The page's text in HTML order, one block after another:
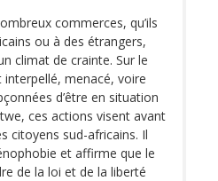
commerces, qu’ils
ou à des étrangers,
climat de crainte. Sur le
menacé, voire
d’être en situation
ces actions visent avant
citoyens sud-africains. Il
et affirme que le
de la loi et de la liberté